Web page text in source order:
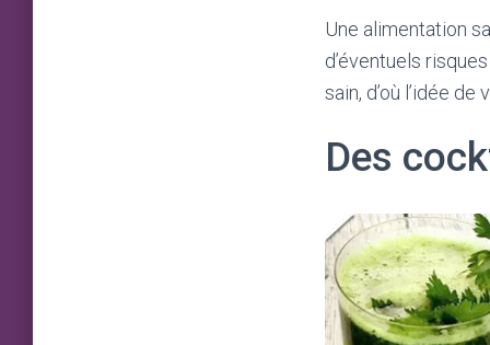
Une alimentation
d’éventuels
sain, d’où l’idée
Des